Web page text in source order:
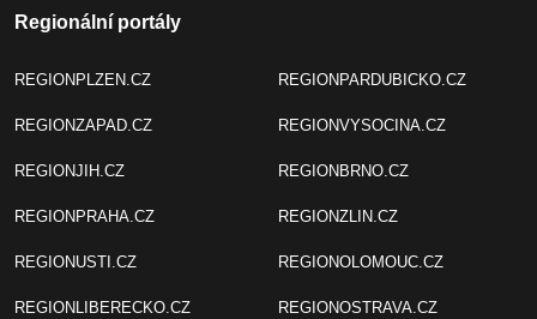
Regionální portály
REGIONPLZEN.CZ
REGIONZAPAD.CZ
REGIONJIH.CZ
REGIONPRAHA.CZ
REGIONUSTI.CZ
REGIONLIBERECKO.CZ
REGIONPARDUBICKO.CZ
REGIONVYSOCINA.CZ
REGIONBRNO.CZ
REGIONZLIN.CZ
REGIONOLOMOUC.CZ
REGIONOSTRAVA.CZ